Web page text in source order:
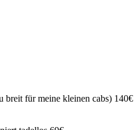
breit für meine kleinen cabs) 140€